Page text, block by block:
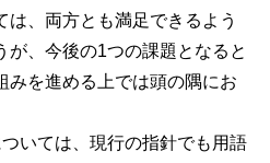
は、両方とも満足できるよう
が、今後の1つの課題となると
みを進める上では頭の隅にお
いては、現行の指針でも用語